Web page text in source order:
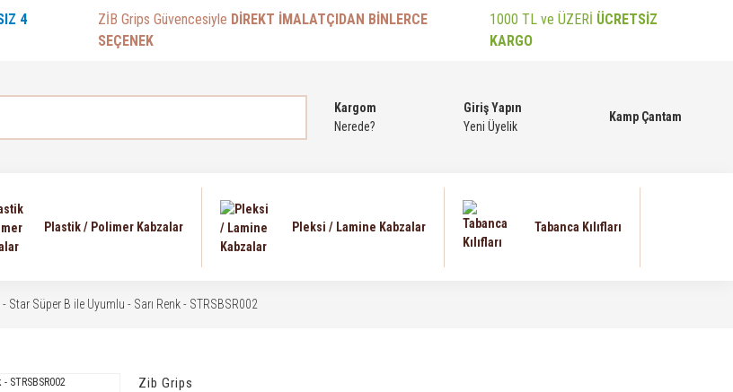
4
ZİB Grips Güvencesiyle DİREKT İMALATÇIDAN BİNLERCE
SEÇENEK
1000 TL ve ÜZERİ ÜCRETSİZ
KARGO
Kargom
Nerede?
Giriş Yapın
Yeni Üyelik
Kamp Çantam
Plastik / Polimer Kabzalar Pleksi / Lamine Kabzalar Tabanca Kılıfları
Star Süper B ile Uyumlu - Sarı Renk - STRSBSR002
Zib Grips